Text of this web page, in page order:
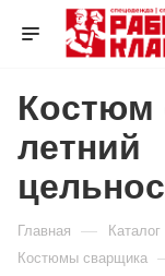
Костюм
летний
Главная — Каталог
Костюмы сварщика